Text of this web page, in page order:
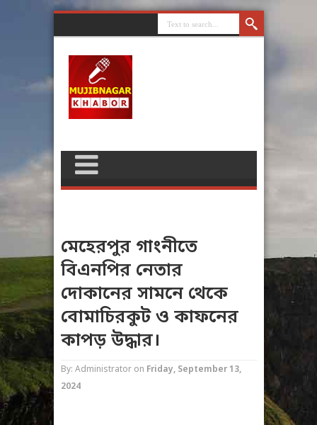
মেহেরপুর গাংনীতে
বিএনপির নেতার
দোকানের সামনে থেকে
বোমাচিরকুট ও কাফনের
কাপড় উদ্ধার।
By: Administrator on Friday, September 13,
2024